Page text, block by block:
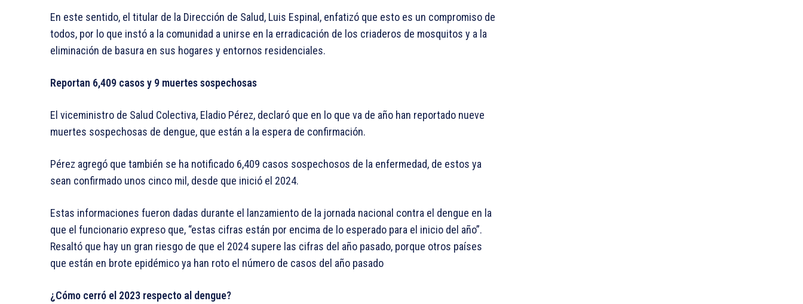
En este sentido, el titular de la Dirección de Salud, Luis Espinal, enfatizó que esto es un compromiso de
todos, por lo que instó a la comunidad a unirse en la erradicación de los criaderos de mosquitos y a la
eliminación de basura en sus hogares y entornos residenciales.
Reportan 6,409 casos y 9 muertes sospechosas
El viceministro de Salud Colectiva, Eladio Pérez, declaró que en lo que va de año han reportado nueve
muertes sospechosas de dengue, que están a la espera de confirmación.
Pérez agregó que también se ha notificado 6,409 casos sospechosos de la enfermedad, de estos ya
sean confirmado unos cinco mil, desde que inició el 2024.
Estas informaciones fueron dadas durante el lanzamiento de la jornada nacional contra el dengue en la
que el funcionario expreso que, “estas cifras están por encima de lo esperado para el inicio del año”.
Resaltó que hay un gran riesgo de que el 2024 supere las cifras del año pasado, porque otros países
que están en brote epidémico ya han roto el número de casos del año pasado
¿Cómo cerró el 2023 respecto al dengue?